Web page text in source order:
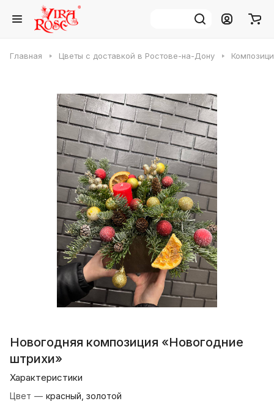
Главная Цветы с доставкой в Ростове-на-Дону
Новогодняя композиция «Новогодние
штрихи»
Характеристики
Цвет — красный, золотой